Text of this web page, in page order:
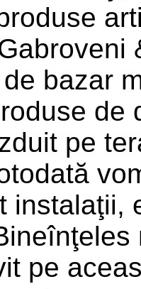
bazar
de
pe
instalaţii,
pe